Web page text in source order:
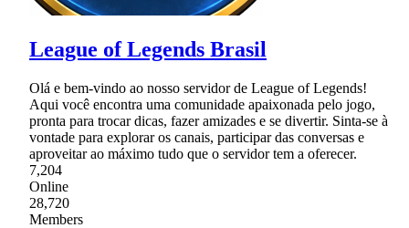
League of Legends Brasil
Olá e bem-vindo ao nosso servidor de League of Legends!
Aqui você encontra uma comunidade apaixonada pelo jogo,
pronta para trocar dicas, fazer amizades e se divertir. Sinta-se à
vontade para explorar os canais, participar das conversas e
aproveitar ao máximo tudo que o servidor tem a oferecer.
7,204
Online
28,720
Members